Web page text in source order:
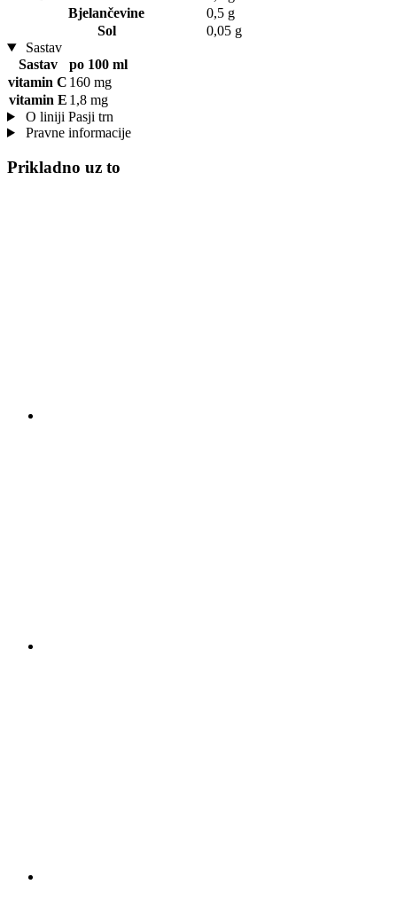
Bjelančevine
0,5 g
Sol
0,05 g
Sastav
Sastav
po 100 ml
vitamin C 160 mg
vitamin E 1,8 mg
O liniji Pasji trn
Pravne informacije
Prikladno uz to